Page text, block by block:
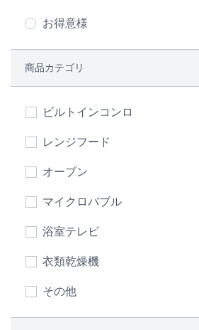
お得意様
商品カテゴリ
ビルトインコンロ
レンジフード
オーブン
マイクロバブル
浴室テレビ
衣類乾燥機
その他